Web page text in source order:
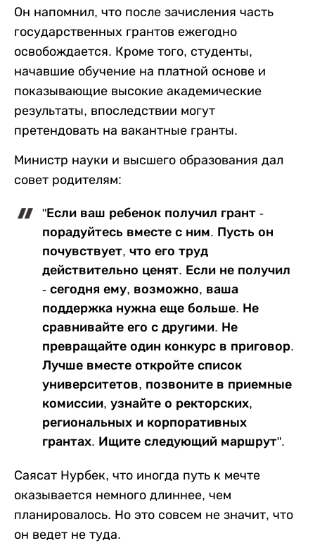
Он напомнил, что после зачисления часть
государственных грантов ежегодно
освобождается. Кроме того, студенты,
начавшие обучение на платной основе и
показывающие высокие академические
результаты, впоследствии могут
претендовать на вакантные гранты.
Министр науки и высшего образования дал
совет родителям:
"Если ваш ребенок получил грант -
порадуйтесь вместе с ним. Пусть он
почувствует, что его труд
действительно ценят. Если не получил
- сегодня ему, возможно, ваша
поддержка нужна еще больше. Не
сравнивайте его с другими. Не
превращайте один конкурс в приговор.
Лучше вместе откройте список
университетов, позвоните в приемные
комиссии, узнайте о ректорских,
региональных и корпоративных
грантах. Ищите следующий маршрут".
Саясат Нурбек, что иногда путь к мечте
оказывается немного длиннее, чем
планировалось. Но это совсем не значит, что
он ведет не туда.